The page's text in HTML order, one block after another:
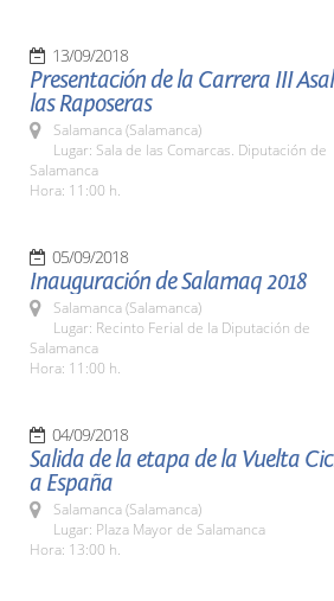
13/09/2018
Presentación de la Carrera III
las Raposeras
Salamanca (Salamanca)
Lugar: Sala de las Comarcas. Diputación de
Salamanca
Hora: 11:00 h.
05/09/2018
Inauguración de Salamaq 2018
Salamanca (Salamanca)
Lugar: Recinto Ferial de la Diputación de
Salamanca
Hora: 11:00 h.
04/09/2018
Salida de la etapa de la Vuelta
a España
Salamanca (Salamanca)
Lugar: Plaza Mayor de Salamanca
Hora: 13:00 h.